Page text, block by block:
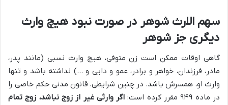
سهم الارث شوهر در صورت نبود هیچ وارث
دیگری جز شوهر
گاهی اوقات ممکن است زن متوفی، هیچ وارث نسبی (مانند پدر،
مادر، فرزندان، خواهر و برادر، عمو و دایی و …) نداشته باشد و تنها
وارث او، همسرش باشد. در چنین شرایطی، قانون مدنی حکم خاصی را
در ماده ۹۴۹ مقرر کرده است:
اگر وارثی غیر از زوج نباشد، زوج تمام